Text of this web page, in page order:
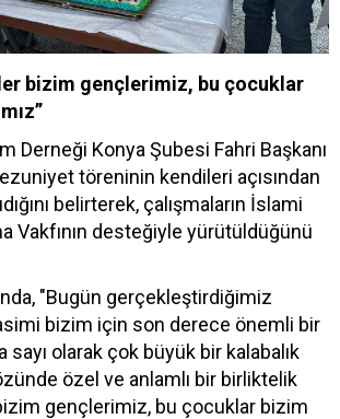
bizim gençlerimiz, bu çocuklar
Derneği Konya Şubesi Fahri Başkanı
töreninin kendileri açısından
belirterek, çalışmaların İslami
Vakfının desteğiyle yürütüldüğünü
"Bugün gerçekleştirdiğimiz
bizim için son derece önemli bir
sayı olarak çok büyük bir kalabalık
özel ve anlamlı bir birliktelik
gençlerimiz, bu çocuklar bizim